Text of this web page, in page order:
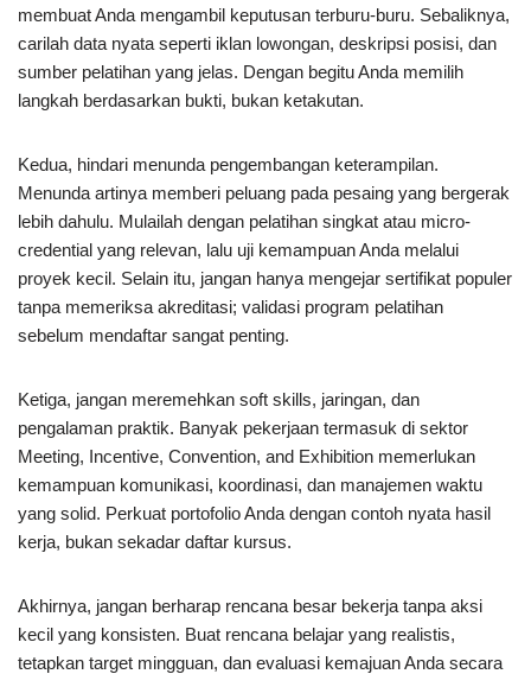
membuat Anda mengambil keputusan terburu-buru. Sebaliknya,
carilah data nyata seperti iklan lowongan, deskripsi posisi, dan
sumber pelatihan yang jelas. Dengan begitu Anda memilih
langkah berdasarkan bukti, bukan ketakutan.
Kedua, hindari menunda pengembangan keterampilan.
Menunda artinya memberi peluang pada pesaing yang bergerak
lebih dahulu. Mulailah dengan pelatihan singkat atau micro-
credential yang relevan, lalu uji kemampuan Anda melalui
proyek kecil. Selain itu, jangan hanya mengejar sertifikat populer
tanpa memeriksa akreditasi; validasi program pelatihan
sebelum mendaftar sangat penting.
Ketiga, jangan meremehkan soft skills, jaringan, dan
pengalaman praktik. Banyak pekerjaan termasuk di sektor
Meeting, Incentive, Convention, and Exhibition memerlukan
kemampuan komunikasi, koordinasi, dan manajemen waktu
yang solid. Perkuat portofolio Anda dengan contoh nyata hasil
kerja, bukan sekadar daftar kursus.
Akhirnya, jangan berharap rencana besar bekerja tanpa aksi
kecil yang konsisten. Buat rencana belajar yang realistis,
tetapkan target mingguan, dan evaluasi kemajuan Anda secara